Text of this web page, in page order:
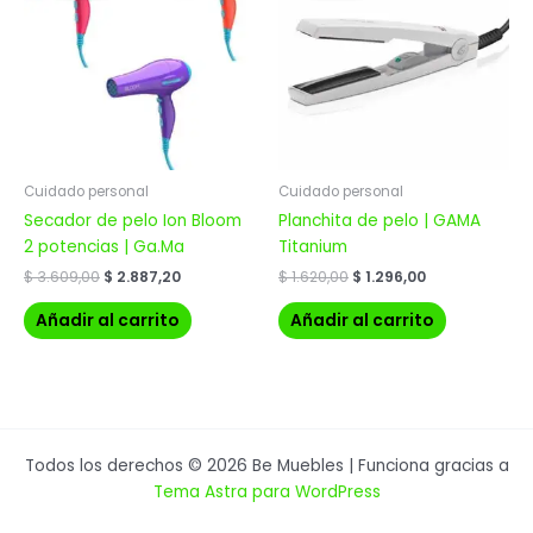
Cuidado personal
Secador de pelo Ion Bloom
2 potencias | Ga.Ma
$3.609,00 $ 2.887,20
$ 2.887,20.
Añadir al carrito
Cuidado personal
Planchita de pelo | GAMA
Titanium
$1.620,00
$ 1.620,00.
$ 1.296,00
$ 1.296,00.
Añadir al carrito
Todos los derechos © 2026 Be Muebles | Funciona gracias a
Tema Astra para WordPress